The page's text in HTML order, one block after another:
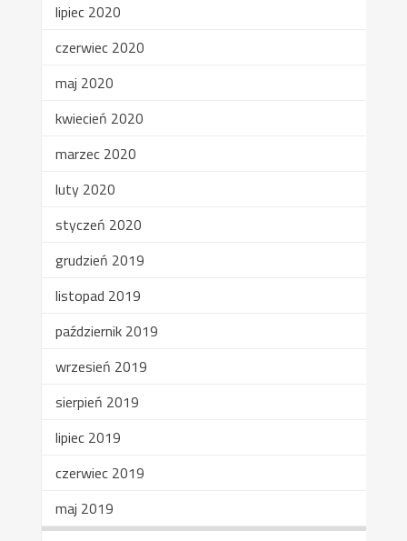
lipiec 2020
czerwiec 2020
maj 2020
kwiecień 2020
marzec 2020
luty 2020
styczeń 2020
grudzień 2019
listopad 2019
październik 2019
wrzesień 2019
sierpień 2019
lipiec 2019
czerwiec 2019
maj 2019